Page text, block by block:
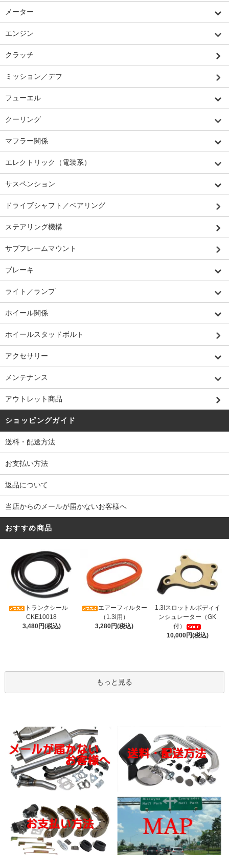
メーター
エンジン
クラッチ
ミッション／デフ
フューエル
クーリング
マフラー関係
エレクトリック（電装系）
サスペンション
ドライブシャフト／ベアリング
ステアリング機構
サブフレームマウント
ブレーキ
ライト／ランプ
ホイール関係
ホイールスタッドボルト
アクセサリー
メンテナンス
アウトレット商品
ショッピングガイド
送料・配送方法
お支払い方法
返品について
当店からのメールが届かないお客様へ
おすすめ商品
トランクシール
CKE10018
3,480円(税込)
エアーフィルター
（1.3i用）
3,280円(税込)
1.3iスロットルボディイ
ンシュレーター（GK
付）
10,000円(税込)
もっと見る